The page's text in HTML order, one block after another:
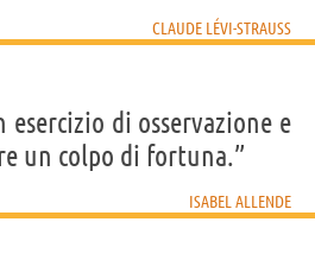
CLAUDE LÉVI-STRAUSS
di osservazione e
un colpo di fortuna.”
ISABEL ALLENDE